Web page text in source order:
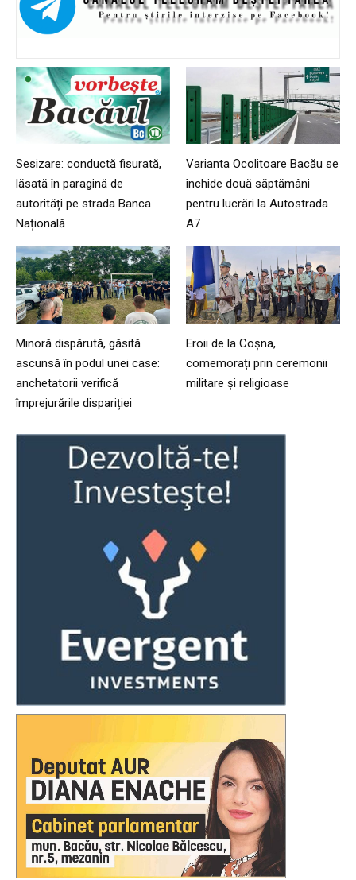
Sesizare: conductă fisurată,
lăsată în paragină de
autorități pe strada Banca
Națională
Varianta Ocolitoare Bacău se
închide două săptămâni
pentru lucrări la Autostrada
A7
Minoră dispărută, găsită
ascunsă în podul unei case:
anchetatorii verifică
împrejurările dispariției
Eroii de la Coșna,
comemorați prin ceremonii
militare și religioase